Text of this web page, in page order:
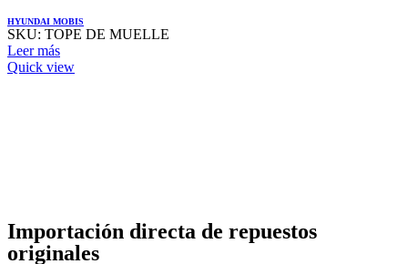
HYUNDAI MOBIS
SKU: TOPE DE MUELLE
Leer más
Quick view
Importación directa de repuestos
originales